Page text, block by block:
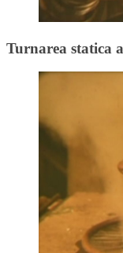
Turnarea statica